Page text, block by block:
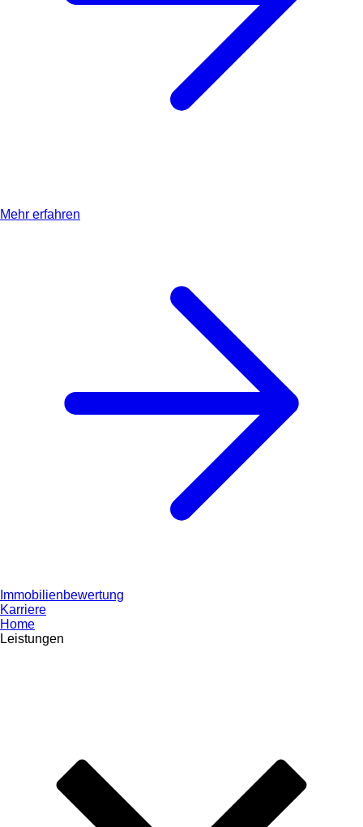
Mehr erfahren
Immobilienbewertung
Karriere
Home
Leistungen